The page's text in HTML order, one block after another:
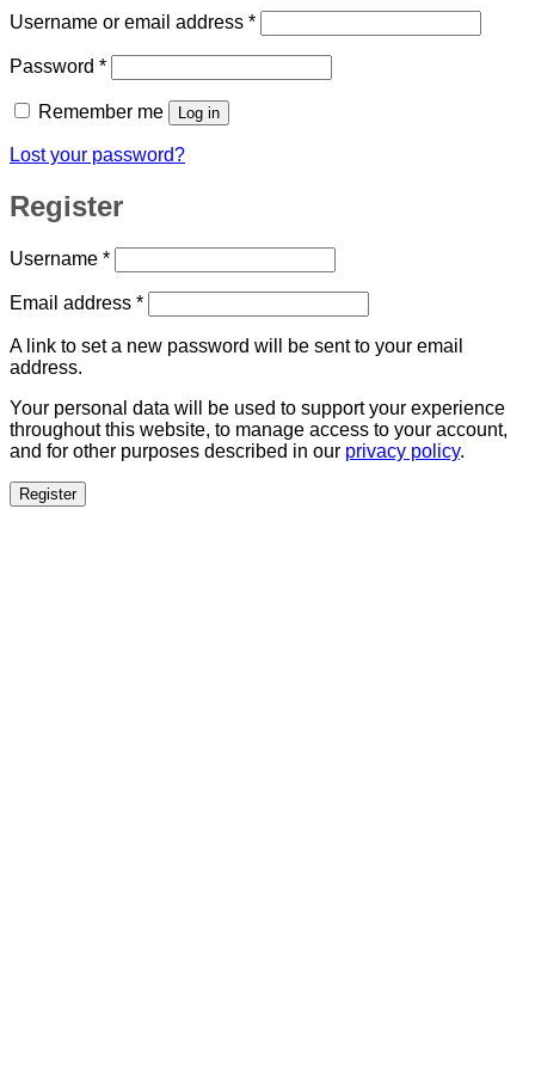
Username or email address *Required
Password *Required
Remember me Log in
Lost your password?
Register
Username *Required
Email address *Required
A link to set a new password will be sent to your email
address.
Your personal data will be used to support your experience
throughout this website, to manage access to your account,
and for other purposes described in our privacy policy.
Register